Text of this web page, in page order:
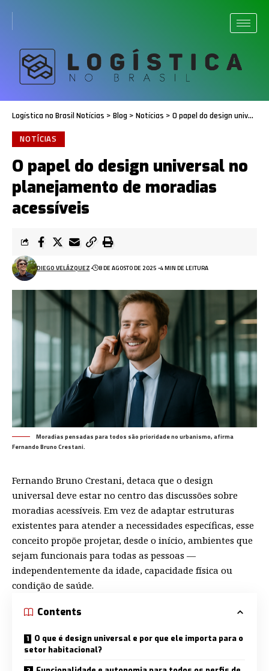
Logística no Brasil Notícias > Blog > Notícias > O papel do design universal no planejamento de moradias acessíveis
NOTÍCIAS
O papel do design universal no
planejamento de moradias
acessíveis
DIEGO VELÁZQUEZ 8 DE AGOSTO DE 2025 4 MIN DE LEITURA
Moradias pensadas para todos são prioridade no urbanismo, afirma
Fernando Bruno Crestani.
Fernando Bruno Crestani, detaca que o design
universal deve estar no centro das discussões sobre
moradias acessíveis. Em vez de adaptar estruturas
existentes para atender a necessidades específicas, esse
conceito propõe projetar, desde o início, ambientes que
sejam funcionais para todas as pessoas —
independentemente da idade, capacidade física ou
condição de saúde.
Contents
O que é design universal e por que ele importa para o
setor habitacional?